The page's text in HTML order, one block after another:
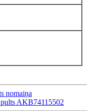
nomaiņa
AKB74115502